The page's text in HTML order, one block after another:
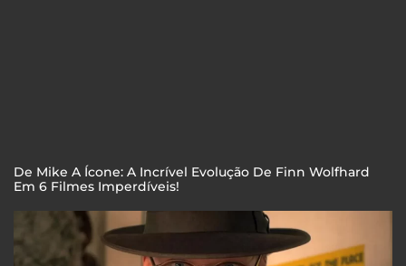
De Mike A Ícone: A Incrível Evolução De Finn Wolfhard
Em 6 Filmes Imperdíveis!